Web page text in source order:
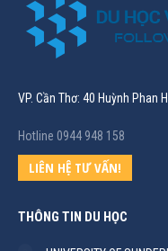
VP. Cần Thơ: 40 Huỳnh Phan
Hotline 0944 948 158
LIÊN HỆ TƯ VẤN!
THÔNG TIN DU HỌC